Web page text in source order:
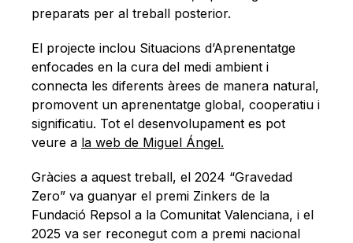
preparats per al treball posterior.
El projecte inclou Situacions d’Aprenentatge
enfocades en la cura del medi ambient i
connecta les diferents àrees de manera natural,
promovent un aprenentatge global, cooperatiu i
significatiu. Tot el desenvolupament es pot
veure a la web de Miguel Ángel.
Gràcies a aquest treball, el 2024 “Gravedad
Zero” va guanyar el premi Zinkers de la
Fundació Repsol a la Comunitat Valenciana, i el
2025 va ser reconegut com a premi nacional